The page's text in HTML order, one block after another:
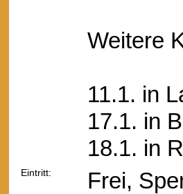
Weitere
11.1. in
17.1. in
18.1. in
Eintritt: Frei,